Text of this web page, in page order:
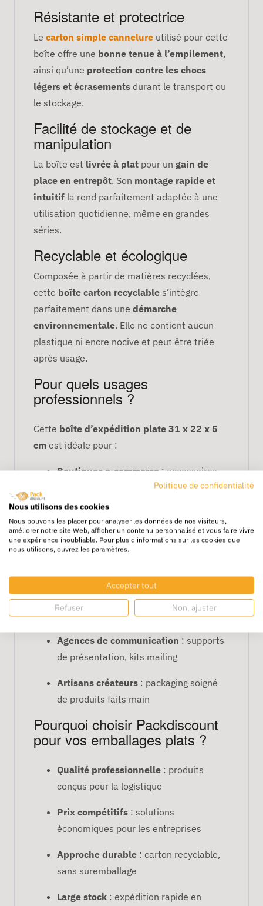
Résistante et protectrice
Le carton simple cannelure utilisé pour cette
boîte offre une bonne tenue à l’empilement,
ainsi qu’une protection contre les chocs
légers et écrasements durant le transport ou
le stockage.
Facilité de stockage et de
manipulation
La boîte est livrée à plat pour un gain de
place en entrepôt. Son montage rapide et
intuitif la rend parfaitement adaptée à une
utilisation quotidienne, même en grandes
séries.
Recyclable et écologique
Composée à partir de matières recyclées,
cette boîte carton recyclable s’intègre
parfaitement dans une démarche
environnementale. Elle ne contient aucun
plastique ni encre nocive et peut être triée
après usage.
Pour quels usages
professionnels ?
Cette boîte d’expédition plate 31 x 22 x 5
cm est idéale pour :
Boutiques e-commerce: accessoires
Éditeurs, librairies, imprimeurs
catalogues, magazines
Entreprises et administrations
Distributeurs de composants: petites
pièces, objets de précision
Agences de communication : supports
de présentation, kits mailing
Artisans créateurs : packaging soigné
de produits faits main
Pourquoi choisir Packdiscount
pour vos emballages plats ?
Qualité professionnelle : produits
conçus pour la logistique
Prix compétitifs : solutions
économiques pour les entreprises
Approche durable : carton recyclable,
sans suremballage
Large stock : expédition rapide en
Politique de confidentialité
Nous utilisons des cookies
Nous pouvons les placer pour analyser les données de nos visiteurs,
améliorer notre site Web, afficher un contenu personnalisé et vous faire vivre
une expérience inoubliable. Pour plus d'informations sur les cookies que
nous utilisons, ouvrez les paramètres.
Accepter tout
Refuser Non, ajuster